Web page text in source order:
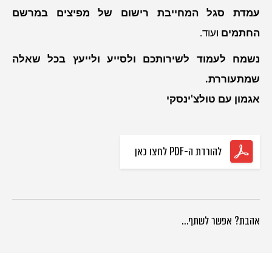
עמדת סגל המחייבת רישום של מפיצים במרשם
החתמים ועוד.
נשמח לעמוד לשירותכם ולסייע ולייעץ בכל שאלה
שמתעוררת.
אגמון עם טולצ'ינסקי
להורדת ה-PDF לחצו כאן
אהבת? אפשר לשתף…